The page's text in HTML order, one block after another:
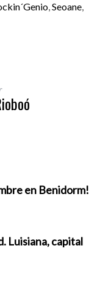
,Seoane,
en Benidorm!
Luisiana, capital